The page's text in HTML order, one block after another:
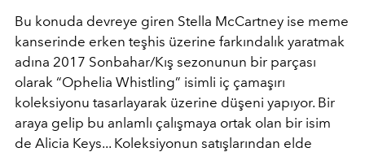
Bu konuda devreye giren Stella McCartney ise meme
kanserinde erken teşhis üzerine farkındalık yaratmak
adına 2017 Sonbahar/Kış sezonunun bir parçası
olarak “Ophelia Whistling” isimli iç çamaşırı
koleksiyonu tasarlayarak üzerine düşeni yapıyor. Bir
araya gelip bu anlamlı çalışmaya ortak olan bir isim
de Alicia Keys... Koleksiyonun satışlarından elde